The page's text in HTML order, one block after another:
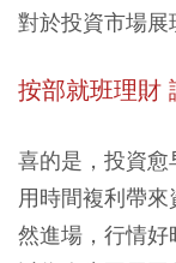
對於投資市場展
按部就班理財
喜的是，投資
用時間複利帶
然進場，行情好